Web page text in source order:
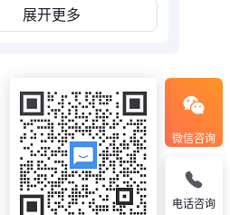
展开更多
微信咨询
电话咨询